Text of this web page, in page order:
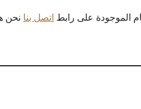
الموجودة على رابط اتصل بنا نحن